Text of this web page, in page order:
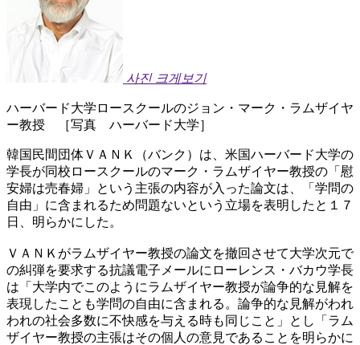
사진 크게보기
ハーバード大学ロースクールのジョン・マーク・ラムザイヤ
ー教授 ［写真 ハーバード大学］
韓国民間団体ＶＡＮＫ（バンク）は、米国ハーバード大学の
学長が同校ロースクールのマーク・ラムザイヤー教授の「慰
安婦は売春婦」という主張の内容が入った論文は、「学問の
自由」に含まれるため問題ないという立場を表明したと１７
日、明らかにした。
ＶＡＮＫがラムザイヤー教授の論文を撤回させて大学次元で
の糾弾を要求する抗議電子メールにローレンス・バカウ学長
は「大学内でこのようにラムザイヤー教授が論争的な見解を
表現したことも学問の自由に含まれる。論争的な見解がわれ
われの社会多数に不快感を与える時も同じこと」とし「ラム
ザイヤー教授の主張はその個人の意見であることを明らかに